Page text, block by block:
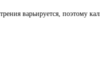
варьируется, поэтому